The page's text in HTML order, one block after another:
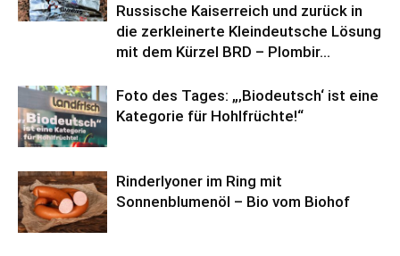
Russische Kaiserreich und zurück in
die zerkleinerte Kleindeutsche Lösung
mit dem Kürzel BRD – Plombir...
Foto des Tages: „‚Biodeutsch‘ ist eine
Kategorie für Hohlfrüchte!“
Rinderlyoner im Ring mit
Sonnenblumenöl – Bio vom Biohof